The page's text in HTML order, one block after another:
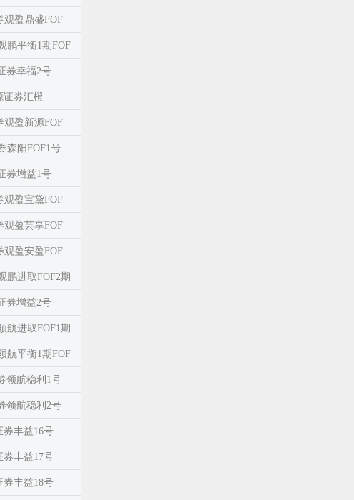
观盈鼎盛FOF
鹏平衡1期FOF
券幸福2号
证券汇橙
观盈新源FOF
森阳FOF1号
券增益1号
观盈宝黛FOF
观盈芸享FOF
观盈安盈FOF
鹏进取FOF2期
券增益2号
航进取FOF1期
航平衡1期FOF
领航稳利1号
领航稳利2号
券丰益16号
券丰益17号
券丰益18号